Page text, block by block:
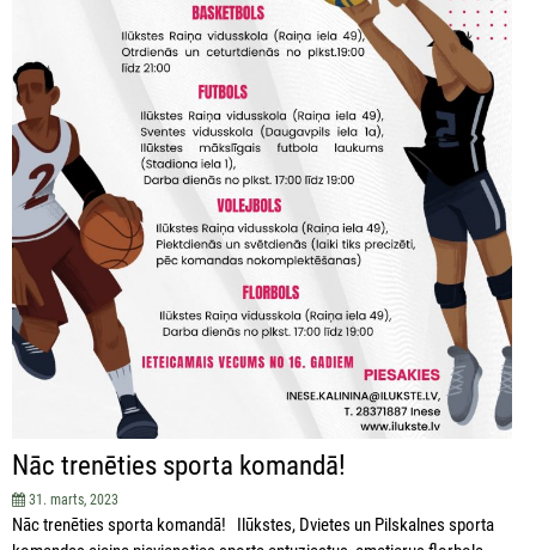
Nāc trenēties sporta komandā!
31. marts, 2023
Nāc trenēties sporta komandā! Ilūkstes, Dvietes un Pilskalnes sporta